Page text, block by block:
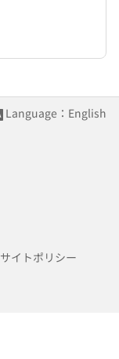
Language：English
サイトポリシー